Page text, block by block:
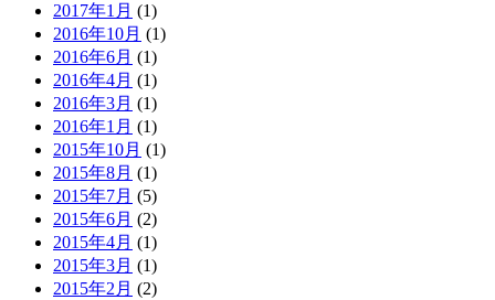
2017年1月 (1)
2016年10月 (1)
2016年6月 (1)
2016年4月 (1)
2016年3月 (1)
2016年1月 (1)
2015年10月 (1)
2015年8月 (1)
2015年7月 (5)
2015年6月 (2)
2015年4月 (1)
2015年3月 (1)
2015年2月 (2)